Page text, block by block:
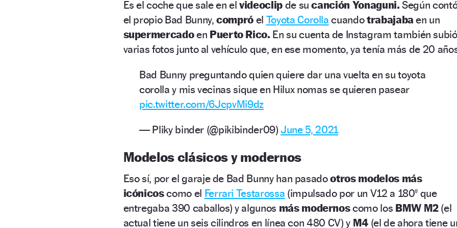
Es el coche que sale en elvideoclip de su canción Yonaguni.Según
el propio Bad Bunny,compró el Toyota Corolla cuandotrabajabaen un
supermercadoen Puerto Rico. En su cuenta de Instagram también subió
varias fotos junto al vehículo que, en ese momento, ya tenía más de 20
Bad Bunny preguntando quien quiere dar una vuelta en su toyota
corolla y mis vecinas sique en Hilux nomas se quieren pasear
pic.twitter.com/6JcpvMi9dz
— Pliky binder (@pikibinder09)June 5, 2021
Modelos clásicos y modernos
Eso sí, por el garaje de Bad Bunny han pasadootros modelos más
icónicoscomo el Ferrari Testarossa (impulsado por un V12 a 180º que
entregaba 390 caballos) y algunos más modernoscomo los BMW M2 (el
actual tiene un seis cilindros en línea con 480 CV) y M4(el de ahora tiene